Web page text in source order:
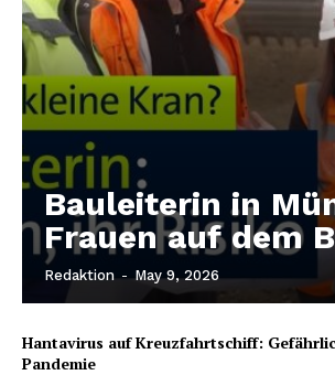
Bauleiterin in
Frauen auf dem
Redaktion - May 9, 2026
Hantavirus auf Kreuzfahrtschiff:
Pandemie